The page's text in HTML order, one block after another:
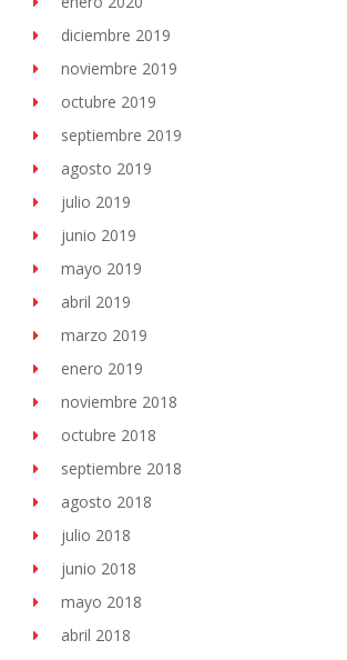
diciembre 2019
noviembre 2019
octubre 2019
septiembre 2019
agosto 2019
julio 2019
junio 2019
mayo 2019
abril 2019
marzo 2019
enero 2019
noviembre 2018
octubre 2018
septiembre 2018
agosto 2018
julio 2018
junio 2018
mayo 2018
abril 2018